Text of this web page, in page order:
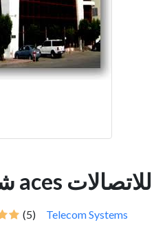
شركة aces للاتصالات
(5) Telecom Systems